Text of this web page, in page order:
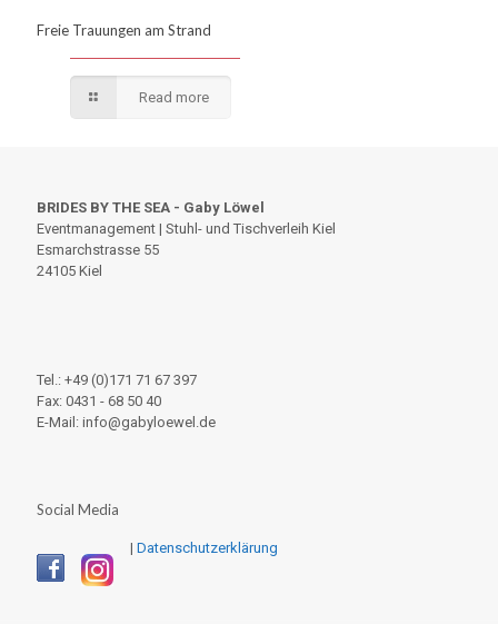
Freie Trauungen am Strand
Read more
BRIDES BY THE SEA - Gaby Löwel
Eventmanagement | Stuhl- und Tischverleih Kiel
Esmarchstrasse 55
24105 Kiel
Tel.: +49 (0)171 71 67 397
Fax: 0431 - 68 50 40
E-Mail: info@gabyloewel.de
Social Media
| Datenschutzerklärung